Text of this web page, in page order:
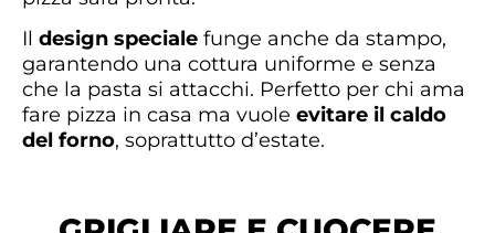
Il design speciale funge anche da stampo,
garantendo una cottura uniforme e senza
che la pasta si attacchi. Perfetto per chi ama
fare pizza in casa ma vuole evitare il caldo
del forno, soprattutto d’estate.